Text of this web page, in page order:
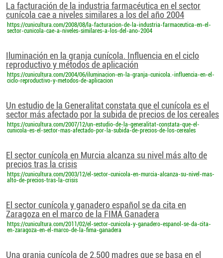
La facturación de la industria farmacéutica en el sector
cunícola cae a niveles similares a los del año 2004
https://cunicultura.com/2008/08/la-facturacion-de-la-industria-farmaceutica-en-el-
sector-cunicola-cae-a-niveles-similares-a-los-del-ano-2004
Iluminación en la granja cunícola. Influencia en el ciclo
reproductivo y métodos de aplicación
https://cunicultura.com/2004/06/iluminacion-en-la-granja-cunicola.-influencia-en-el-
ciclo-reproductivo-y-metodos-de-aplicacion
Un estudio de la Generalitat constata que el cunícola es el
sector más afectado por la subida de precios de los cereales
https://cunicultura.com/2007/12/un-estudio-de-la-generalitat-constata-que-el-
cunicola-es-el-sector-mas-afectado-por-la-subida-de-precios-de-los-cereales
El sector cunícola en Murcia alcanza su nivel más alto de
precios tras la crisis
https://cunicultura.com/2003/12/el-sector-cunicola-en-murcia-alcanza-su-nivel-mas-
alto-de-precios-tras-la-crisis
El sector cunícola y ganadero español se da cita en
Zaragoza en el marco de la FIMA Ganadera
https://cunicultura.com/2011/02/el-sector-cunicola-y-ganadero-espanol-se-da-cita-
en-zaragoza-en-el-marco-de-la-fima-ganadera
Una granja cunícola de 2.500 madres que se basa en el